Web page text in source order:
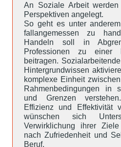
An Soziale Arbeit
Perspektiven angelegt.
So geht es unter
fallangemessen zu
Handeln soll in
Professionen zu einer
beitragen.
Hintergrundwissen
komplexe Einheit
Rahmenbedingungen in
und Grenzen
Effizienz und Effektivität
wünschen sich
Verwirklichung ihrer
nach Zufriedenheit und
Beruf,